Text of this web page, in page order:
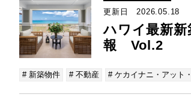
更新日 2026.05.18
ハワイ最新
報 Vol.2
# 新築物件 # 不動産 # ケカイナニ・アット